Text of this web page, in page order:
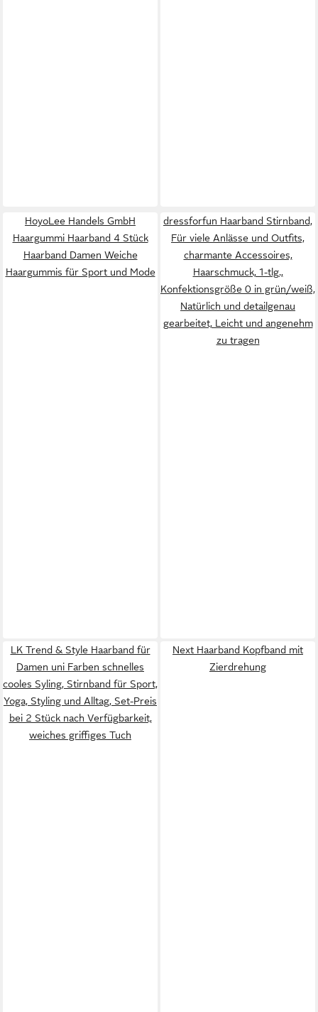
HoyoLee Handels GmbH
Haargummi Haarband 4 Stück
Haarband Damen Weiche
Haargummis für Sport und Mode
dressforfun Haarband Stirnband,
Für viele Anlässe und Outfits,
charmante Accessoires,
Haarschmuck, 1-tlg.,
Konfektionsgröße 0 in grün/weiß,
Natürlich und detailgenau
gearbeitet, Leicht und angenehm
zu tragen
LK Trend & Style Haarband für
Damen uni Farben schnelles
cooles Syling, Stirnband für Sport,
Yoga, Styling und Alltag, Set-Preis
bei 2 Stück nach Verfügbarkeit,
weiches griffiges Tuch
Next Haarband Kopfband mit
Zierdrehung